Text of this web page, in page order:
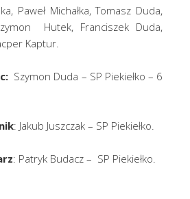
Michałka, Tomasz Duda,
Hutek, Franciszek Duda,
Kaptur.
Szymon Duda – SP Piekiełko – 6
: Jakub Juszczak – SP Piekiełko.
: Patryk Budacz – SP Piekiełko.